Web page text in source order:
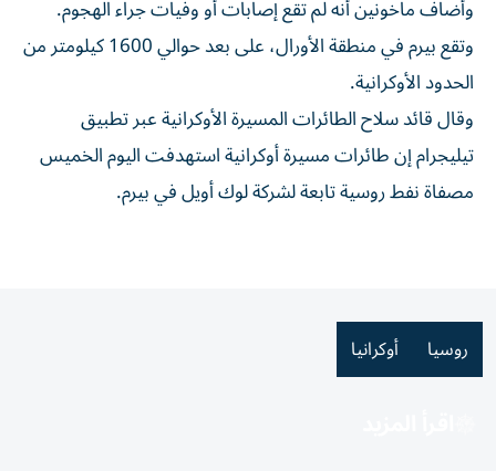
وأضاف ماخونين أنه ‌لم تقع إصابات أو وفيات جراء ⁠الهجوم.
وتقع بيرم في منطقة الأورال، على بعد ​حوالي ‌1600 كيلومتر من
الحدود ‌الأوكرانية.
وقال قائد سلاح الطائرات المسيرة الأوكرانية عبر ‌تطبيق
تيليجرام ‌إن طائرات ⁠مسيرة أوكرانية ‌استهدفت اليوم الخميس
مصفاة نفط روسية تابعة ⁠لشركة ​لوك أويل في بيرم.
روسيا أوكرانيا